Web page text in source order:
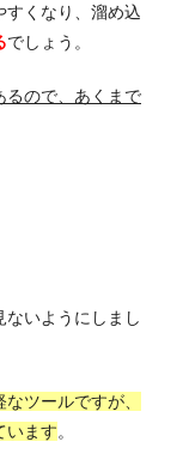
すくなり、溜め込
でしょう。
るので、あくまで
いようにしまし
なツールですが、
います。